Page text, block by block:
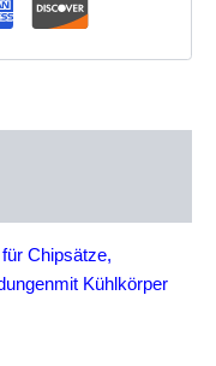
Chipsätze,
mit Kühlkörper